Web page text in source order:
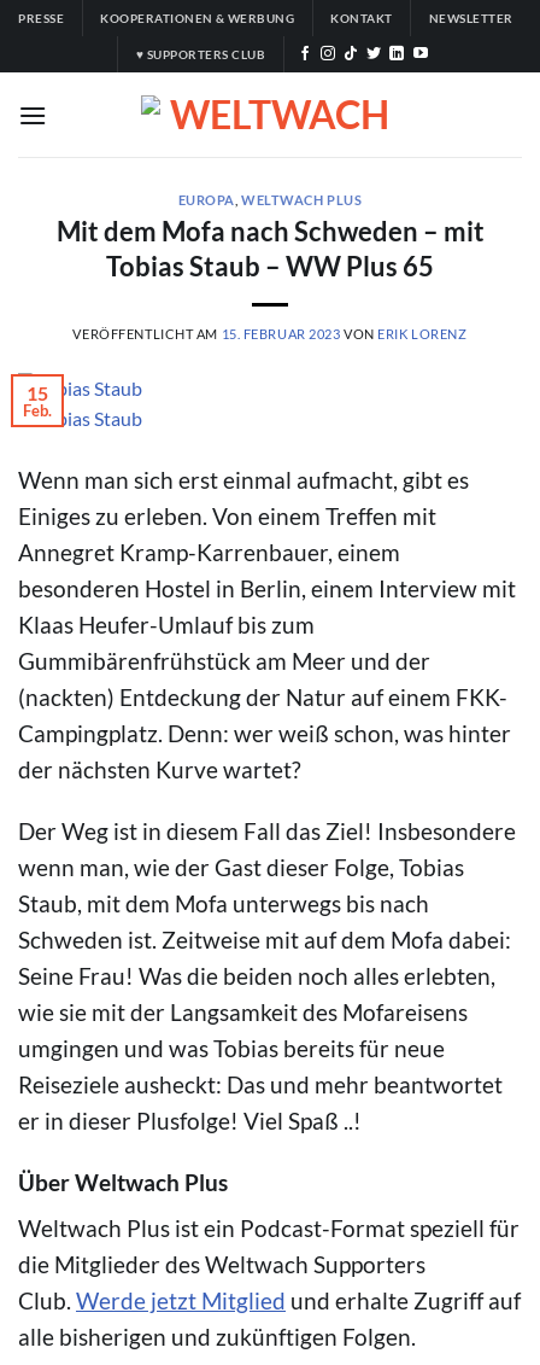
Zum
springen
PRESSE KOOPERATIONEN & WERBUNG KONTAKT NEWSLETTER
♥ SUPPORTERS CLUB
EUROPA ,WELTWACH PLUS
Mit dem Mofa nach Schweden – mit
Tobias Staub – WW Plus 65
VERÖFFENTLICHT AM 15. FEBRUAR 2023 VON ERIK LORENZ
© Tobias Staub
15
Feb.
Wenn man sich erst einmal aufmacht, gibt es
Einiges zu erleben. Von einem Treffen mit
Annegret Kramp-Karrenbauer, einem
besonderen Hostel in Berlin, einem Interview mit
Klaas Heufer-Umlauf bis zum
Gummibärenfrühstück am Meer und der
(nackten) Entdeckung der Natur auf einem FKK-
Campingplatz. Denn: wer weiß schon, was hinter
der nächsten Kurve wartet?
Der Weg ist in diesem Fall das Ziel! Insbesondere
wenn man, wie der Gast dieser Folge, Tobias
Staub, mit dem Mofa unterwegs bis nach
Schweden ist. Zeitweise mit auf dem Mofa dabei:
Seine Frau! Was die beiden noch alles erlebten,
wie sie mit der Langsamkeit des Mofareisens
umgingen und was Tobias bereits für neue
Reiseziele ausheckt: Das und mehr beantwortet
er in dieser Plusfolge! Viel Spaß ..!
Über Weltwach Plus
Weltwach Plus ist ein Podcast-Format speziell für
die Mitglieder des Weltwach Supporters
Club. Werde jetzt Mitglied und erhalte Zugriff auf
alle bisherigen und zukünftigen Folgen.